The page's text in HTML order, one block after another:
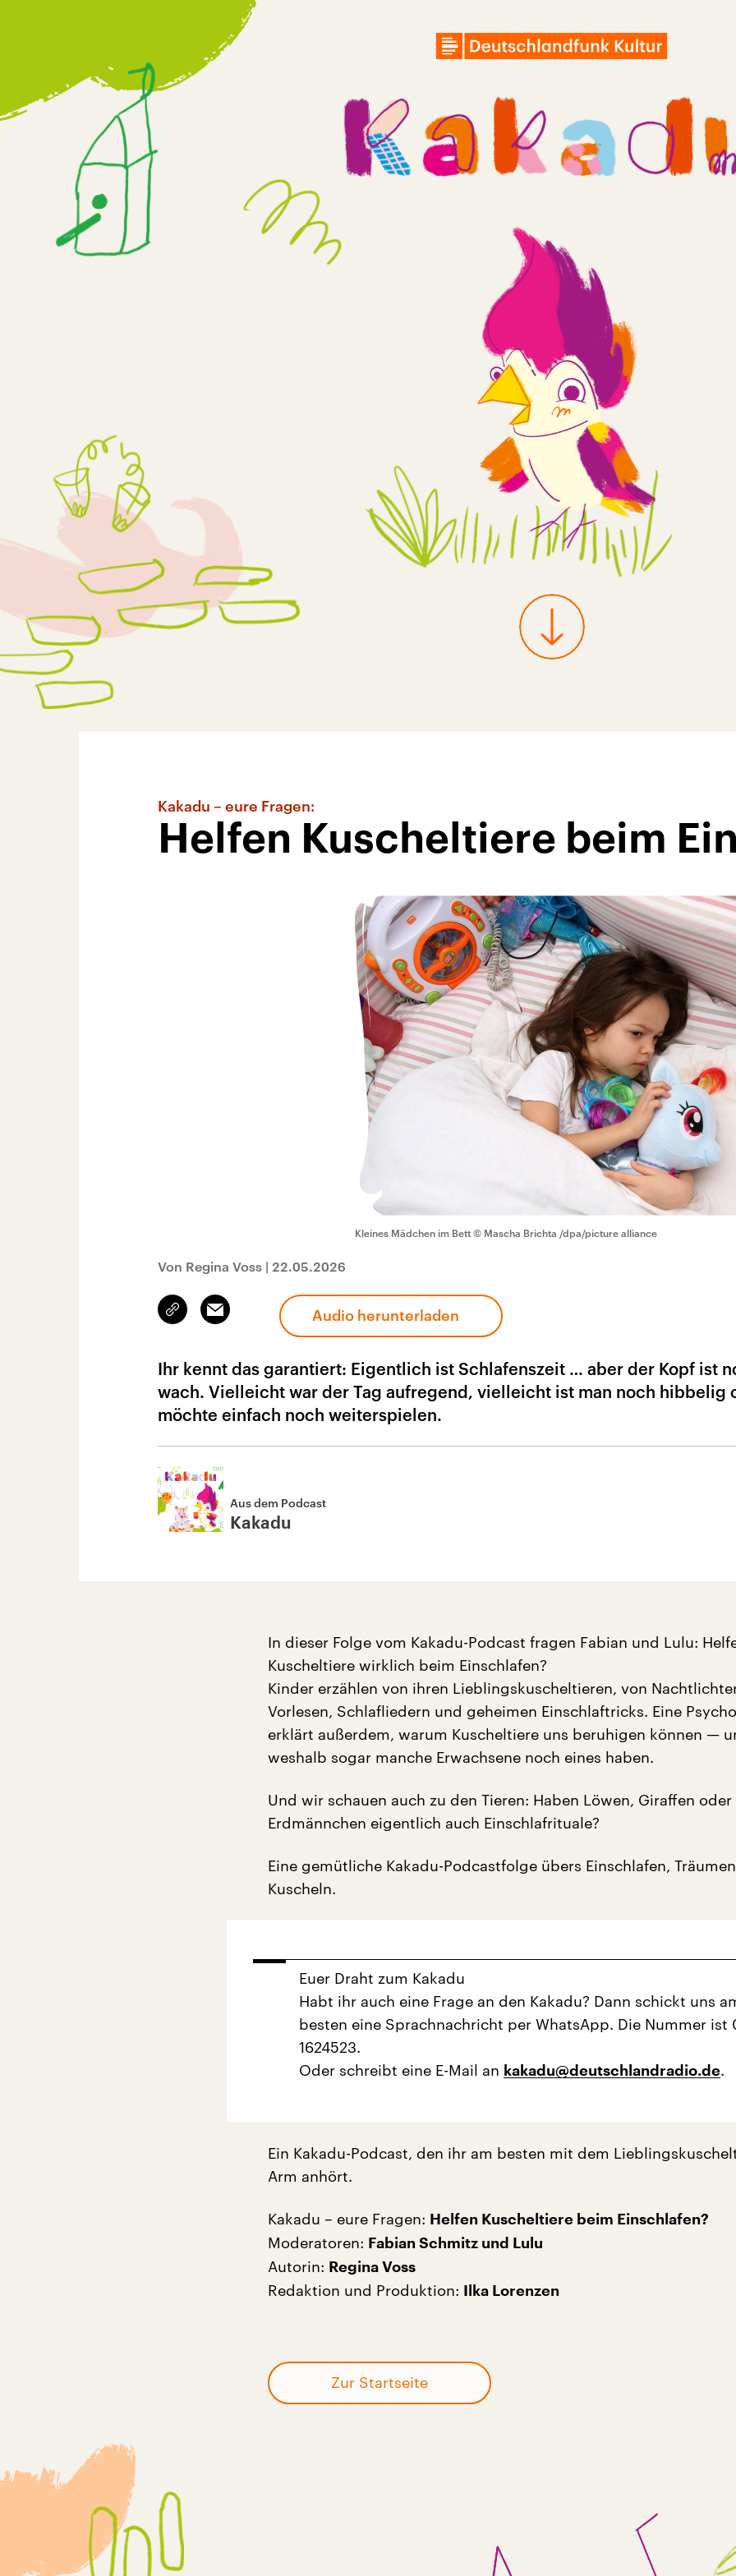
Kakadu – eure Fragen:
Helfen Kuscheltiere beim
Kleines Mädchen im Bett © Mascha Brichta /dpa/picture alliance
Von Regina Voss | 22.05.2026
Link
kopieren/teilen
Email Audio herunterladen
Ihr kennt das garantiert: Eigentlich ist Schlafenszeit … aber der Kopf ist
wach. Vielleicht war der Tag aufregend, vielleicht ist man noch hibbelig
möchte einfach noch weiterspielen.
Aus dem Podcast
Kakadu
In dieser Folge vom Kakadu-Podcast fragen Fabian und Lulu:
Kuscheltiere wirklich beim Einschlafen?
Kinder erzählen von ihren Lieblingskuscheltieren, von
Vorlesen, Schlafliedern und geheimen Einschlaftricks. Eine
erklärt außerdem, warum Kuscheltiere uns beruhigen können —
weshalb sogar manche Erwachsene noch eines haben.
Und wir schauen auch zu den Tieren: Haben Löwen, Giraffen oder
Erdmännchen eigentlich auch Einschlafrituale?
Eine gemütliche Kakadu-Podcastfolge übers Einschlafen,
Kuscheln.
Euer Draht zum Kakadu
Habt ihr auch eine Frage an den Kakadu? Dann schickt uns
besten eine Sprachnachricht per WhatsApp. Die Nummer ist
1624523.
Oder schreibt eine E-Mail an kakadu@deutschlandradio.de.
Ein Kakadu-Podcast, den ihr am besten mit dem
Arm anhört.
Kakadu – eure Fragen: Helfen Kuscheltiere beim Einschlafen?
Moderatoren: Fabian Schmitz und Lulu
Autorin: Regina Voss
Redaktion und Produktion: Ilka Lorenzen
Zur Startseite